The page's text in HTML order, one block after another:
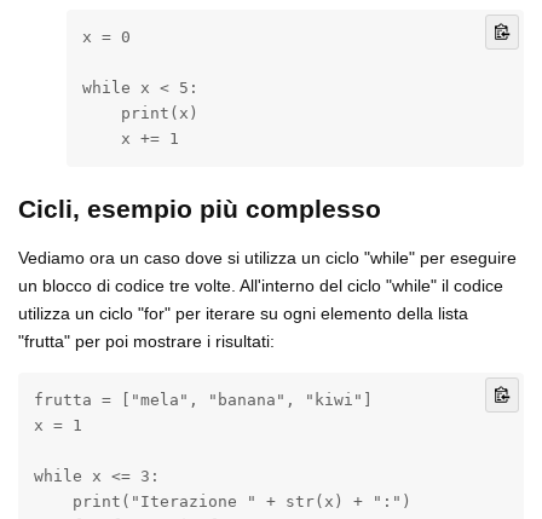
x = 0
while x < 5:
    print(x)
    x += 1
Cicli, esempio più complesso
Vediamo ora un caso dove si utilizza un ciclo "while" per eseguire
un blocco di codice tre volte. All'interno del ciclo "while" il codice
utilizza un ciclo "for" per iterare su ogni elemento della lista
"frutta" per poi mostrare i risultati:
frutta = ["mela", "banana", "kiwi"]
x = 1
while x <= 3:
    print("Iterazione " + str(x) + ":")